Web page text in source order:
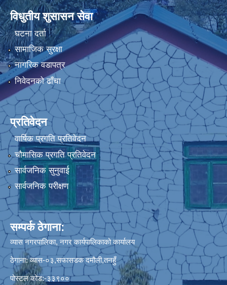
विधुतीय शुसासन सेवा
घटना दर्ता
सामाजिक सुरक्षा
नागरिक वडापत्र
निवेदनको ढाँचा
प्रतिवेदन
वार्षिक प्रगति प्रतिवेदन
चौमासिक प्रगति प्रतिवेदन
सार्वजनिक सुनुवाई
सार्वजनिक परीक्षण
सम्पर्क ठेगाना:
व्यास नगरपालिका, नगर कार्यपालिकाको कार्यालय
ठेगाना: व्यास-०३,सफासडक दमौली,तनहुँ
पोस्टल कोड:-३३९००